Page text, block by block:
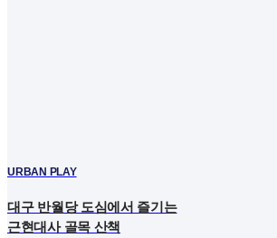
URBAN PLAY
대구 반월당 도심에서 즐기는
근현대사 골목 산책